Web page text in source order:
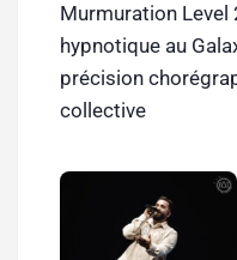
Murmuration Level
hypnotique au
précision
collective